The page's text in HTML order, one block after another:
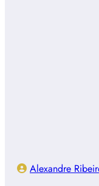
Alexandre